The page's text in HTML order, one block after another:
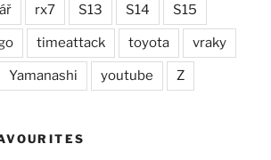
rx7 S13 S14 S15
timeattack toyota vraky
Yamanashi youtube Z